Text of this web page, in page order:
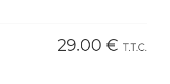
29.00 € T.T.C.